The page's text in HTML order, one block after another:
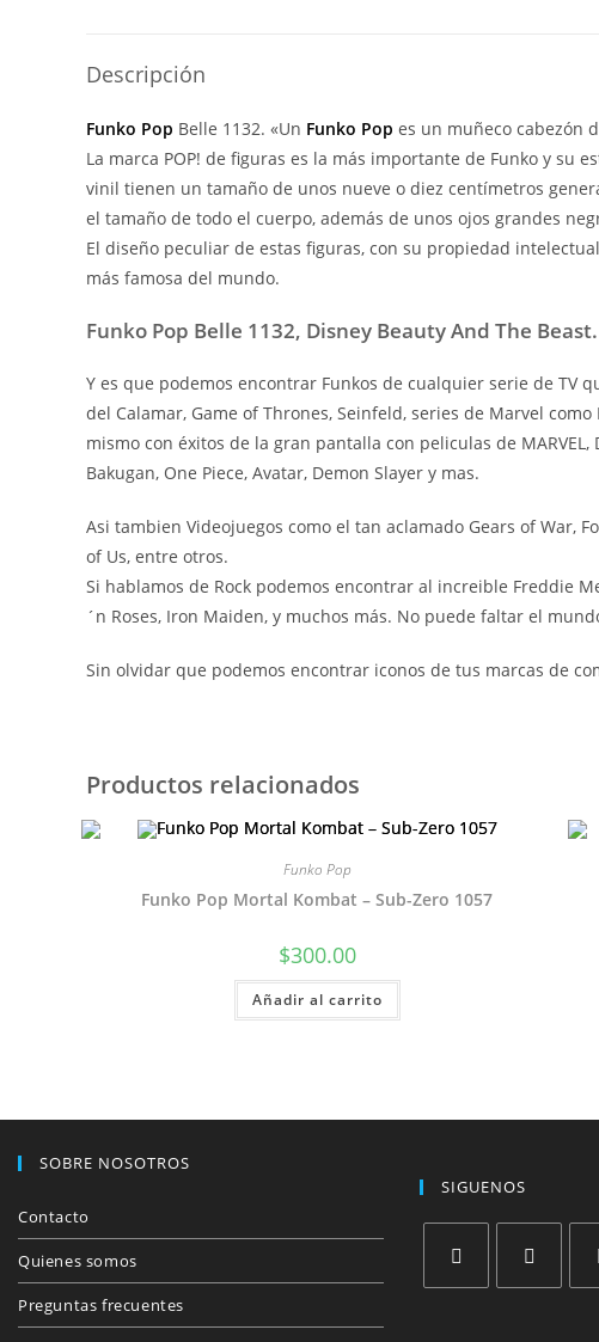
Descripción
Funko Pop Belle 1132. «Un Funko Pop es un muñeco cabezón
La marca POP! de figuras es la más importante de Funko y su
vinil tienen un tamaño de unos nueve o diez centímetros
el tamaño de todo el cuerpo, además de unos ojos grandes
El diseño peculiar de estas figuras, con su propiedad
más famosa del mundo.
Funko Pop Belle 1132, Disney Beauty And The Beast.
Y es que podemos encontrar Funkos de cualquier serie de TV
del Calamar, Game of Thrones, Seinfeld, series de Marvel
mismo con éxitos de la gran pantalla con peliculas de
Bakugan, One Piece, Avatar, Demon Slayer y mas.
Asi tambien Videojuegos como el tan aclamado Gears of War,
of Us, entre otros.
Si hablamos de Rock podemos encontrar al increible Freddie
´n Roses, Iron Maiden, y muchos más. No puede faltar el
Sin olvidar que podemos encontrar iconos de tus marcas de
Productos relacionados
Funko Pop
Funko Pop Mortal Kombat – Sub-Zero 1057
$300.00
Añadir al carrito
SOBRE NOSOTROS
Contacto
Quienes somos
Preguntas frecuentes
SIGUENOS